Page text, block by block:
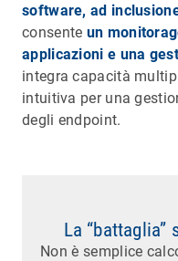
software, ad
consente un
applicazioni e una
integra capacità
intuitiva per una
degli endpoint.
La
Non è semplice